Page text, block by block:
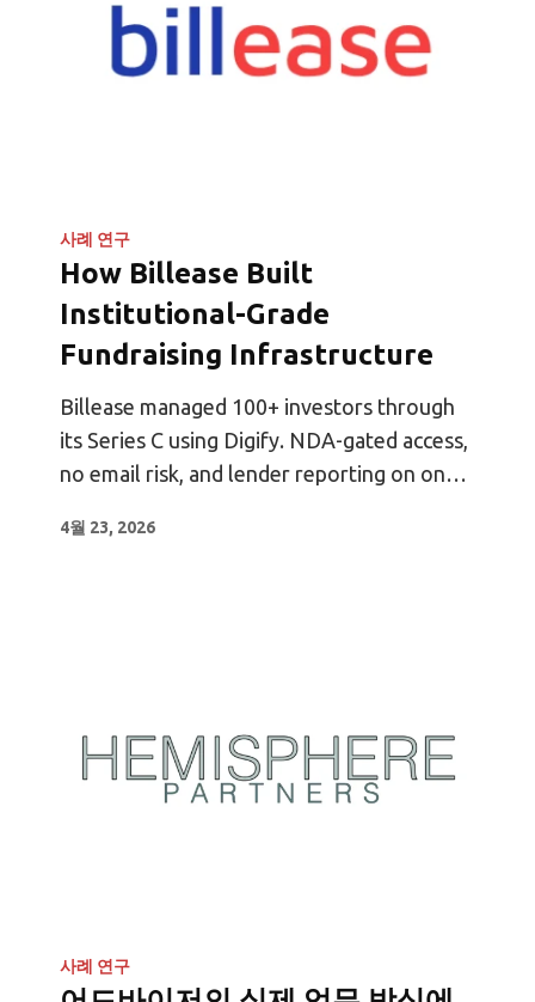
사례 연구
How Billease Built
Institutional-Grade
Fundraising Infrastructure
Billease managed 100+ investors through
its Series C using Digify. NDA-gated access,
no email risk, and lender reporting on one
4월 23, 2026
사례 연구